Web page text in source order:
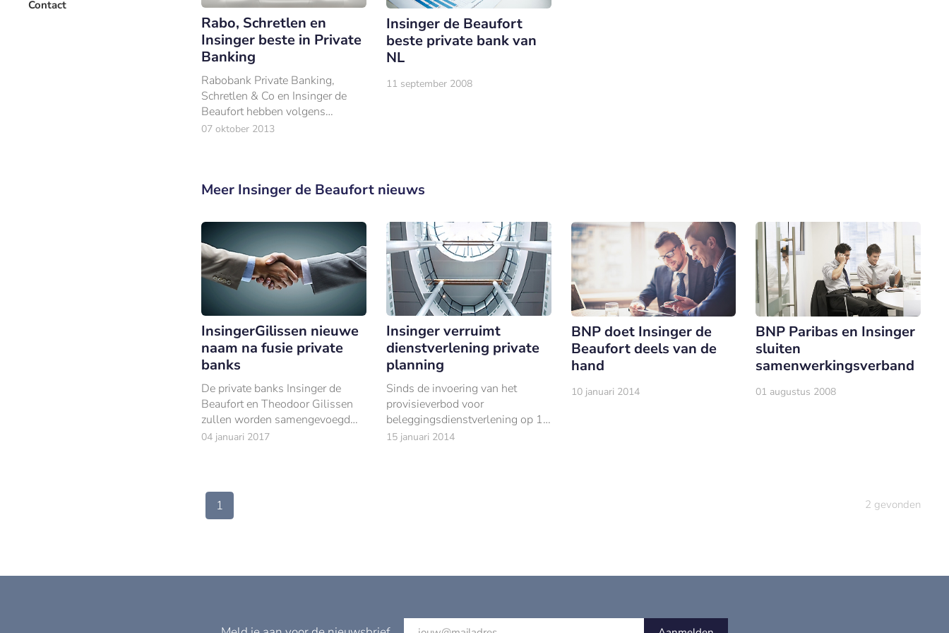
Contact
Rabo, Schretlen en
Insinger beste in Private
Banking
Rabobank Private Banking,
Schretlen & Co en Insinger de
Beaufort hebben volgens
zakelijke beslissers de beste
07 oktober 2013
Insinger de Beaufort
beste private bank van
NL
11 september 2008
Meer Insinger de Beaufort nieuws
InsingerGilissen nieuwe
naam na fusie private
banks
De private banks Insinger de
Beaufort en Theodoor Gilissen
zullen worden samengevoegd
tot de fusiebank
04 januari 2017
Insinger verruimt
dienstverlening private
planning
Sinds de invoering van het
provisieverbod voor
beleggingsdienstverlening op 1
januari dit jaar moeten klanten
15 januari 2014
BNP doet Insinger de
Beaufort deels van de
hand
10 januari 2014
BNP Paribas en Insinger
sluiten
samenwerkingsverband
01 augustus 2008
1 2 gevonden